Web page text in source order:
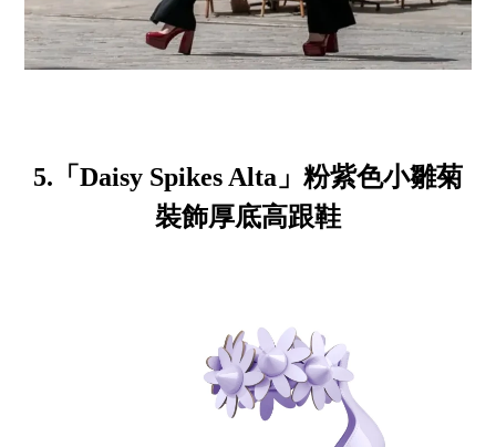
5.「Daisy Spikes Alta」粉紫色小雛菊
裝飾厚底高跟鞋